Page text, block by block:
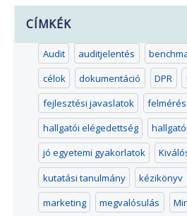
CÍMKÉK
Audit auditjelentés
célok
dokumentáció DPR
fejlesztési javaslatok
felmérés
hallgatói elégedettség
jó egyetemi gyakorlatok
kutatási tanulmány
kézikönyv
marketing
megvalósulás